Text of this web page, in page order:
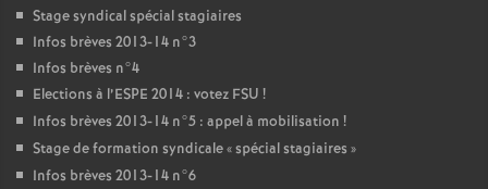
Stage syndical spécial stagiaires
Infos brèves 2013-14 n°3
Infos brèves n°4
Elections à l’ESPE 2014 : votez FSU !
Infos brèves 2013-14 n°5 : appel à mobilisation !
Stage de formation syndicale «spécial stagiaires »
Infos brèves 2013-14 n°6